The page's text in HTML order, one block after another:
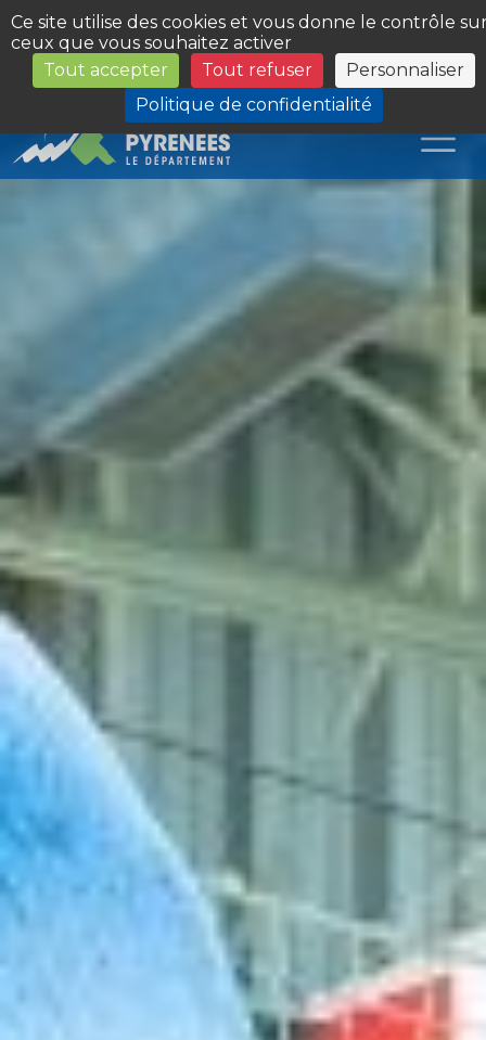
Panneau de gestion des cookies
Ce site utilise des cookies et vous donne le contrôle
ceux que vous souhaitez activer
Tout accepter
Tout refuser
Personnaliser
Politique de confidentialité
Les Sites du Département